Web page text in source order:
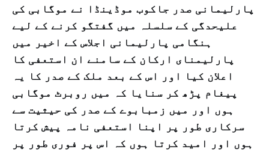
پارلیمانی صدر جاکوب موڈینڈا نے موگابی کی
علیحدگی کے سلسلہ میں گفتگو کرنے کے لیے
ہنگامی پارلیمانی اجلاس کے اخیر میں
پارلیمنای ارکان کے سامنے ان استعفی کا
اعلان کیا اور اس کے بعد ملک کے صدر کا یہ
پیغام پڑھ کر سنایا کہ میں روبرٹ موگابی
ہوں اور میں زمبابوے کے صدر کی حیثیت سے
سرکاری طور پر اپنا استعفی نامہ پیش کرتا
ہوں اور امید کرتا ہوں کہ اس پر فوری طور پر